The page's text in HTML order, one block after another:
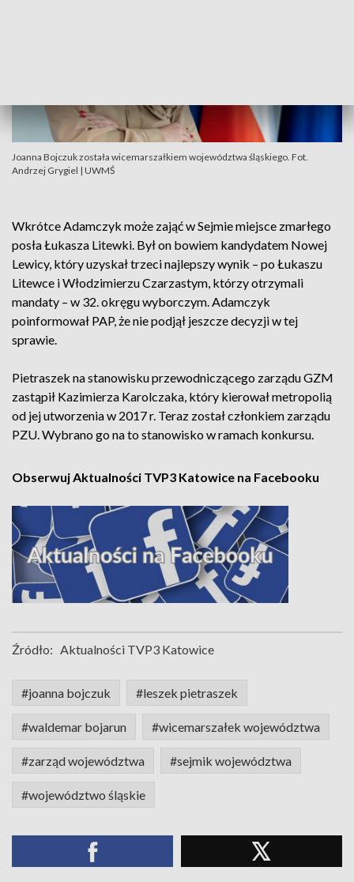
Joanna Bojczuk została wicemarszałkiem województwa śląskiego. Fot.
Andrzej Grygiel | UWMŚ
Wkrótce Adamczyk może zająć w Sejmie miejsce zmarłego
posła Łukasza Litewki. Był on bowiem kandydatem Nowej
Lewicy, który uzyskał trzeci najlepszy wynik – po Łukaszu
Litewce i Włodzimierzu Czarzastym, którzy otrzymali
mandaty – w 32. okręgu wyborczym. Adamczyk
poinformował PAP, że nie podjął jeszcze decyzji w tej
sprawie.
Pietraszek na stanowisku przewodniczącego zarządu GZM
zastąpił Kazimierza Karolczaka, który kierował metropolią
od jej utworzenia w 2017 r. Teraz został członkiem zarządu
PZU. Wybrano go na to stanowisko w ramach konkursu.
Obserwuj Aktualności TVP3 Katowice na Facebooku
Źródło: Aktualności TVP3 Katowice
#joanna bojczuk #leszek pietraszek
#waldemar bojarun #wicemarszałek województwa
#zarząd województwa #sejmik województwa
#województwo śląskie